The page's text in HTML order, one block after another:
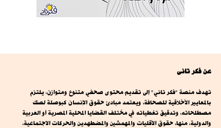
عن فكر تانى
تهدف منصة "فكر تاني" إلى تقديم محتوى صحفي متنوع ومتوازن، يلتزم
بالمعايير الأخلاقية للصحافة، ويعتمد مبادئ حقوق الإنسان كبوصلة لصك
مصطلحاته، وتدقيق تغطياته في مختلف القضايا المحلية المصرية أو العربية
والدولية، منها، حقوق الأقليات والمهمشين والمضطهدين والحركات الاجتماعية،